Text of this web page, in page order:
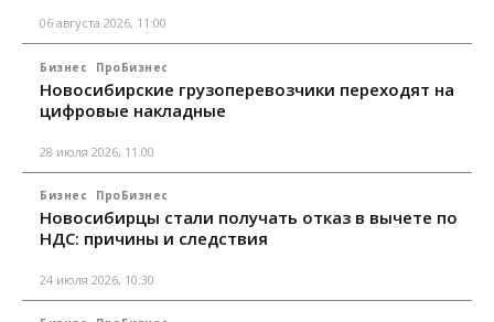
06 августа 2026, 11:00
Бизнес ПроБизнес
Новосибирские грузоперевозчики переходят на
цифровые накладные
28 июля 2026, 11:00
Бизнес ПроБизнес
Новосибирцы стали получать отказ в вычете по
НДС: причины и следствия
24 июля 2026, 10:30